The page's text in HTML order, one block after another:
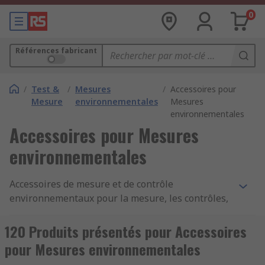
0
Références fabricant
/ Test &
Mesure
/ Mesures
environnementales
/ Accessoires pour
Mesures
environnementales
Accessoires pour Mesures
environnementales
Accessoires de mesure et de contrôle
environnementaux pour la mesure, les contrôles,
RS propose une large gamme d'accessoires pour
les dispositifs de contrôle et de mesure qui
offrent fiabilité, performances et fiabilité
120 Produits présentés pour Accessoires
pour Mesures environnementales